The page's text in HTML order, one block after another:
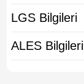
LGS Bilgileri
ALES Bilgileri